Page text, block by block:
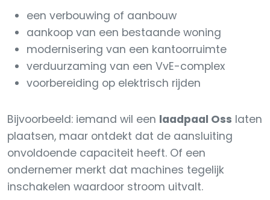
een verbouwing of aanbouw
aankoop van een bestaande woning
modernisering van een kantoorruimte
verduurzaming van een VvE-complex
voorbereiding op elektrisch rijden
Bijvoorbeeld: iemand wil een laadpaal Oss laten
plaatsen, maar ontdekt dat de aansluiting
onvoldoende capaciteit heeft. Of een
ondernemer merkt dat machines tegelijk
inschakelen waardoor stroom uitvalt.